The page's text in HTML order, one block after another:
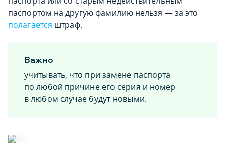
паспортом на другую фамилию нельзя — за это
полагается штраф.
Важно
учитывать, что при замене паспорта
по любой причине его серия и номер
в любом случае будут новыми.